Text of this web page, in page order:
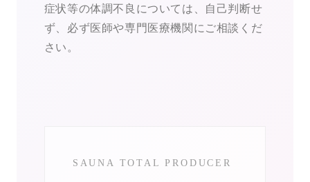
症状等の体調不良については、自己判断せ
ず、必ず医師や専門医療機関にご相談くだ
さい。
SAUNA TOTAL PRODUCER